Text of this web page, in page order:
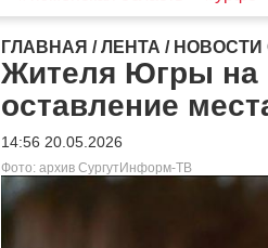
ГЛАВНАЯ /ЛЕНТА / НОВОСТИ
Жителя Югры на
оставление
14:56 20.05.2026
Фото: архив СургутИнформ-ТВ